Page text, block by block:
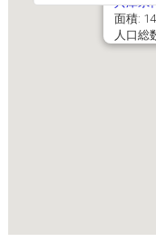
面積:
人口総